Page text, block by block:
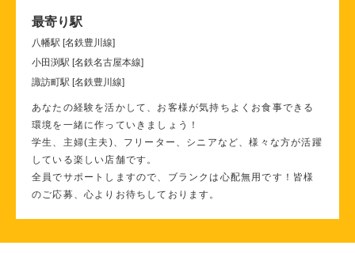
最寄り駅
八幡駅 [名鉄豊川線]
小田渕駅 [名鉄名古屋本線]
諏訪町駅 [名鉄豊川線]
あなたの経験を活かして、お客様が気持ちよくお食事できる
環境を一緒に作っていきましょう！
学生、主婦(主夫)、フリーター、シニアなど、様々な方が活躍
している楽しい店舗です。
全員でサポートしますので、ブランクは心配無用です！皆様
のご応募、心よりお待ちしております。